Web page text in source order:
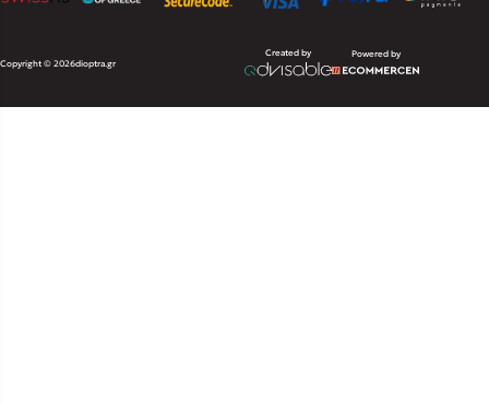
Copyright © 2026dioptra.gr
Created by Powered by